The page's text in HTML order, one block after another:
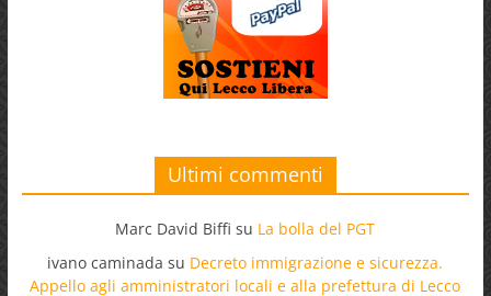
Ultimi commenti
Marc David Biffi su La bolla del PGT
ivano caminada su Decreto immigrazione e sicurezza.
Appello agli amministratori locali e alla prefettura di Lecco